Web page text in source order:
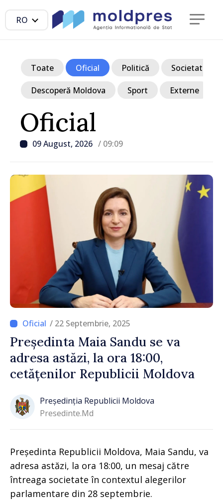
RO
Oficial
09 August, 2026 / 09:09
Toate Oficial Politică Societate
Descoperă Moldova Sport Externe
/ 22 Septembrie, 2025
Președinta Maia Sandu se va
adresa astăzi, la ora 18:00,
cetățenilor Republicii Moldova
Președinția Republicii Moldova
Presedinte.md
Președinta Republicii Moldova, Maia Sandu, va
adresa astăzi, la ora 18:00, un mesaj către
întreaga societate în contextul alegerilor
parlamentare din 28 septembrie.